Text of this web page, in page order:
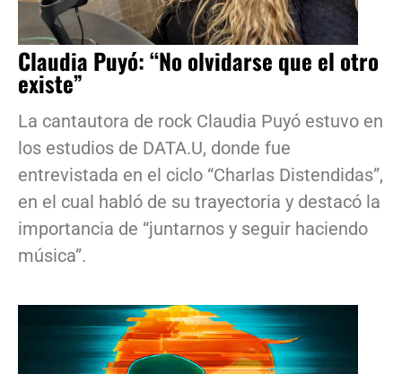
Claudia Puyó: “No olvidarse que el otro
existe”
La cantautora de rock Claudia Puyó estuvo en
los estudios de DATA.U, donde fue
entrevistada en el ciclo “Charlas Distendidas”,
en el cual habló de su trayectoria y destacó la
importancia de “juntarnos y seguir haciendo
música”.